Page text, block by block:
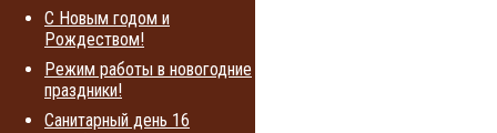
С Новым годом и
Рождеством!
Режим работы в новогодние
праздники!
Санитарный день 16